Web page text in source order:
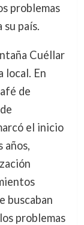
problemas
su país.
Cuéllar
local. En
de
el inicio
años,
buscaban
problemas